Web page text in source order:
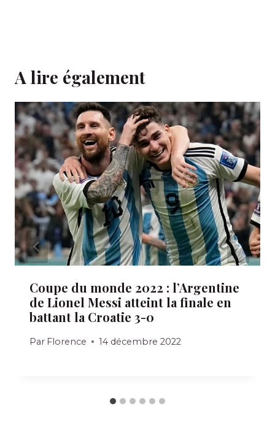
A lire également
Coupe du monde 2022 : l’Argentine
de Lionel Messi atteint la finale en
battant la Croatie 3-0
Par Florence 14 décembre 2022